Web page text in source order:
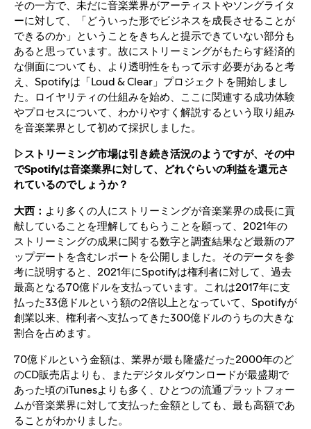
その一方で、未だに音楽業界がアーティストやソングライタ
ーに対して、「どういった形でビジネスを成長させることが
できるのか」ということをきちんと提示できていない部分も
あると思っています。故にストリーミングがもたらす経済的
な側面についても、より透明性をもって示す必要があると考
え、Spotifyは「Loud & Clear」プロジェクトを開始しまし
た。ロイヤリティの仕組みを始め、ここに関連する成功体験
やプロセスについて、わかりやすく解説するという取り組み
を音楽業界として初めて採択しました。
▷ストリーミング市場は引き続き活況のようですが、その中
でSpotifyは音楽業界に対して、どれぐらいの利益を還元さ
れているのでしょうか？
大西： より多くの人にストリーミングが音楽業界の成長に貢
献していることを理解してもらうことを願って、2021年の
ストリーミングの成果に関する数字と調査結果など最新のア
ップデートを含むレポートを公開しました。そのデータを参
考に説明すると、2021年にSpotifyは権利者に対して、過去
最高となる70億ドルを支払っています。これは2017年に支
払った33億ドルという額の2倍以上となっていて、Spotifyが
創業以来、権利者へ支払ってきた300億ドルのうちの大きな
割合を占めます。
70億ドルという金額は、業界が最も隆盛だった2000年のど
のCD販売店よりも、またデジタルダウンロードが最盛期で
あった頃のiTunesよりも多く、ひとつの流通プラットフォー
ムが音楽業界に対して支払った金額としても、最も高額であ
ることがわかりました。